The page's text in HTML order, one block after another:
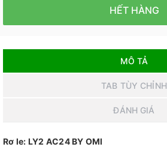
HẾT HÀNG
MÔ TẢ
TAB TÙY CHỈNH
ĐÁNH GIÁ
Rơ le: LY2 AC24 BY OMI